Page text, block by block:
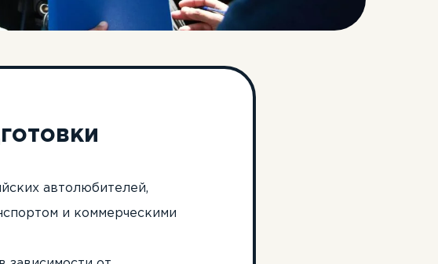
автолюбителей,
и коммерческими